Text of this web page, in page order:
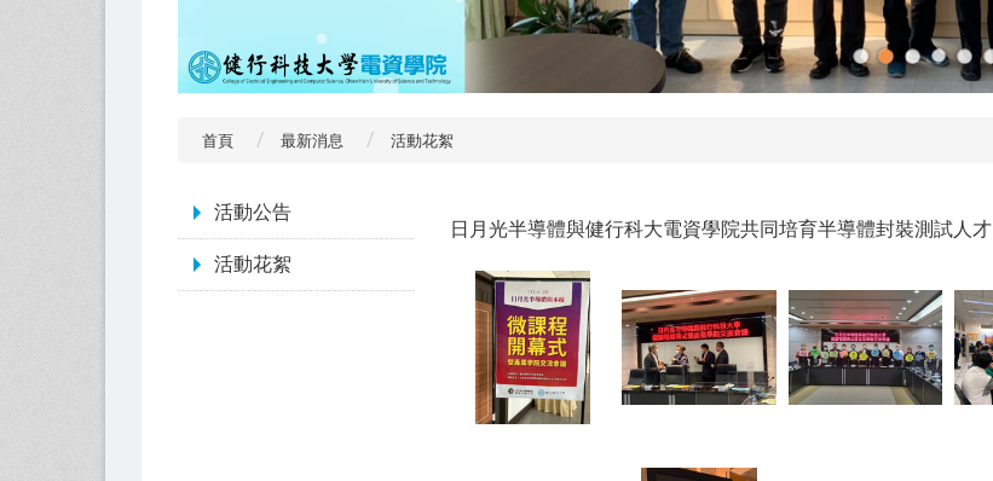
首頁 最新消息 活動花絮
活動公告
活動花絮
日月光半導體與健行科大電資學院共同培育半導體封裝測試人才